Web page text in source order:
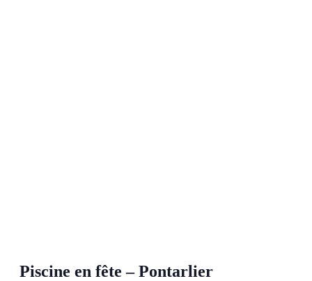
Piscine en fête – Pontarlier